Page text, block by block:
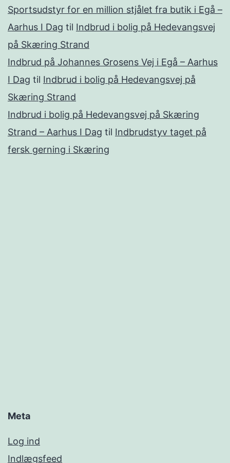
Sportsudstyr for en million stjålet fra butik i Egå –
Aarhus I Dag til Indbrud i bolig på Hedevangsvej
på Skæring Strand
Indbrud på Johannes Grosens Vej i Egå – Aarhus
I Dag til Indbrud i bolig på Hedevangsvej på
Skæring Strand
Indbrud i bolig på Hedevangsvej på Skæring
Strand – Aarhus I Dag til Indbrudstyv taget på
fersk gerning i Skæring
Meta
Log ind
Indlægsfeed